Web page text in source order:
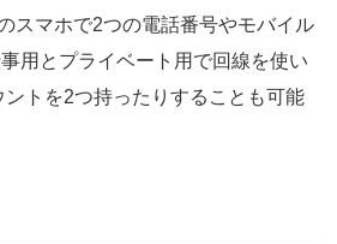
スマホで2つの電話番号やモバイル
用とプライベート用で回線を使い
ントを2つ持ったりすることも可能